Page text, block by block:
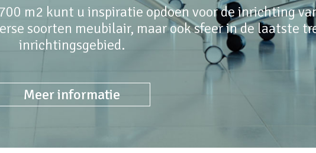
m2 kunt u inspiratie opdoen voor de inrichting
soorten meubilair, maar ook sfeer in de laatste
inrichtingsgebied.
Meer informatie